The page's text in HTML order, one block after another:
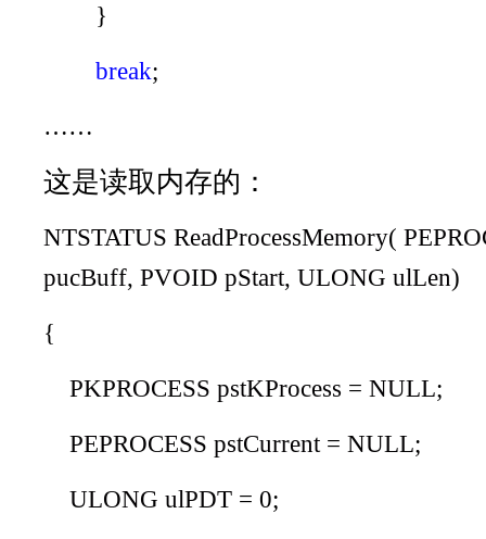
}
break;
……
这是读取内存的：
NTSTATUS ReadProcessMemory(
pucBuff, PVOID pStart, ULONG ulLen)
{
PKPROCESS pstKProcess = NULL;
PEPROCESS pstCurrent = NULL;
ULONG ulPDT = 0;